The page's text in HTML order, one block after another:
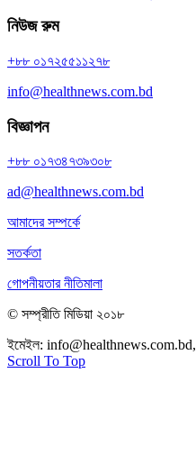
নিউজ রুম
+৮৮ ০১৭২৫৫১১২৭৮
info@healthnews.com.bd
বিজ্ঞাপন
+৮৮ ০১৭৩৪৭৩৯৩০৮
ad@healthnews.com.bd
আমাদের সম্পর্কে
সতর্কতা
গোপনীয়তার নীতিমালা
© সম্প্রীতি মিডিয়া ২০১৮
ইমেইল: info@healthnews.com.bd,
Scroll To Top